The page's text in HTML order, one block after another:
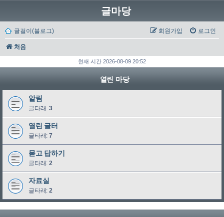
글마당
글걸이(블로그) 로그인
회원가입
처음
현재 시간 2026-08-09 20:52
열린 마당
알림
글타래: 3
열린 글터
글타래: 7
묻고 답하기
글타래: 2
자료실
글타래: 2